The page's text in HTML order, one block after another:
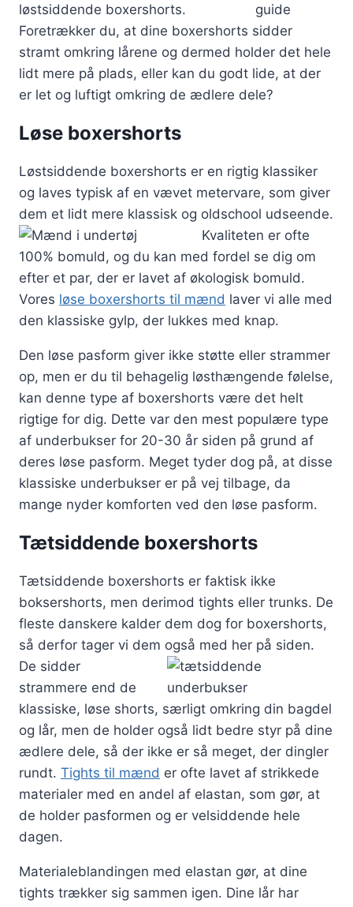
løstsiddende boxershorts.
Foretrækker du, at dine boxershorts sidder
stramt omkring lårene og dermed holder det hele
lidt mere på plads, eller kan du godt lide, at der
er let og luftigt omkring de ædlere dele?
Løse boxershorts
Løstsiddende boxershorts er en rigtig klassiker
og laves typisk af en vævet metervare, som giver
dem et lidt mere klassisk og oldschool udseende.
Kvaliteten er ofte
100% bomuld, og du kan med fordel se dig om
efter et par, der er lavet af økologisk bomuld.
Vores løse boxershorts til mænd laver vi alle med
den klassiske gylp, der lukkes med knap.
Den løse pasform giver ikke støtte eller strammer
op, men er du til behagelig løsthængende følelse,
kan denne type af boxershorts være det helt
rigtige for dig. Dette var den mest populære type
af underbukser for 20-30 år siden på grund af
deres løse pasform. Meget tyder dog på, at disse
klassiske underbukser er på vej tilbage, da
mange nyder komforten ved den løse pasform.
Tætsiddende boxershorts
Tætsiddende boxershorts er faktisk ikke
boksershorts, men derimod tights eller trunks. De
fleste danskere kalder dem dog for boxershorts,
så derfor tager vi dem også med her på siden.
De sidder
strammere end de
klassiske, løse shorts, særligt omkring din bagdel
og lår, men de holder også lidt bedre styr på dine
ædlere dele, så der ikke er så meget, der dingler
rundt. Tights til mænd er ofte lavet af strikkede
materialer med en andel af elastan, som gør, at
de holder pasformen og er velsiddende hele
dagen.
Materialeblandingen med elastan gør, at dine
tights trækker sig sammen igen. Dine lår har